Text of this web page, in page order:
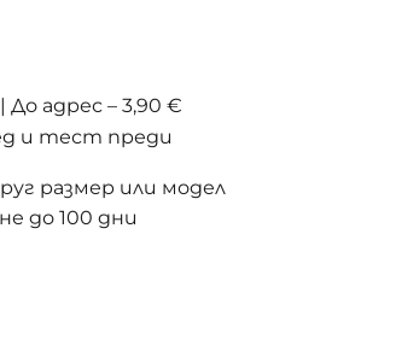
До адрес – 3,90 €
и тест преди
размер или модел
до 100 дни